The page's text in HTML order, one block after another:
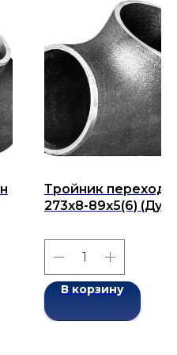
Тройник
273x8-89x5(6) (Ду
2001
В корзину